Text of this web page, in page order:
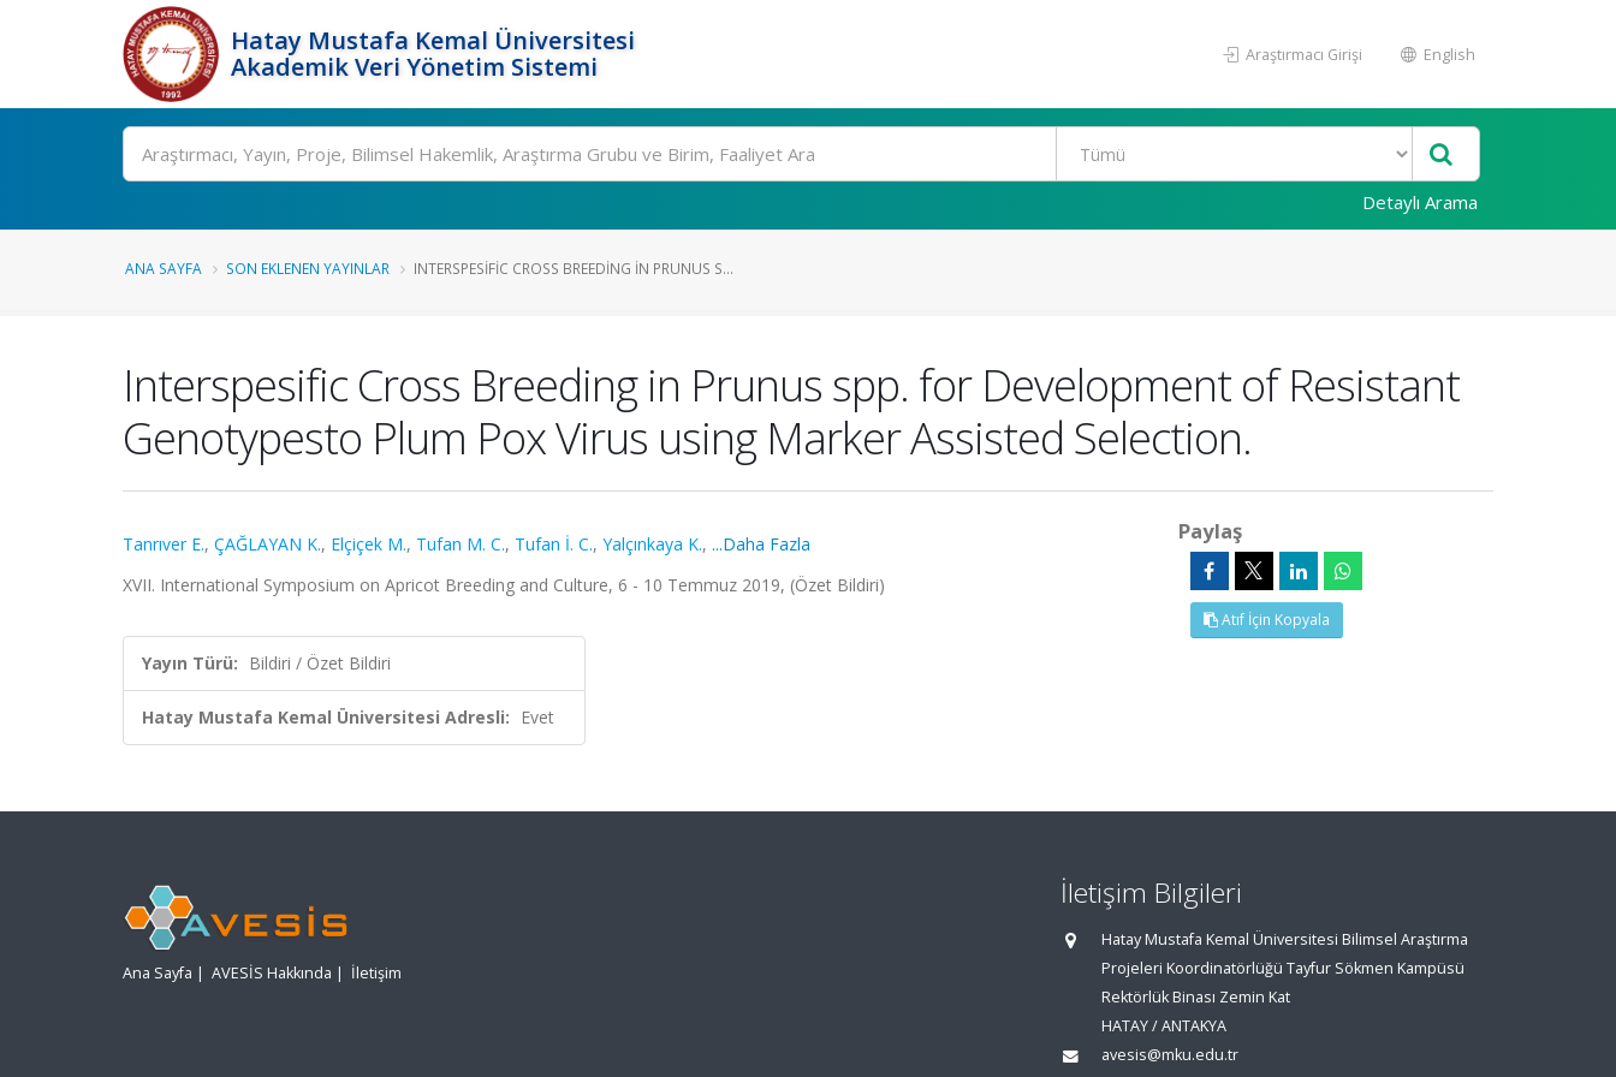
Hatay Mustafa Kemal Üniversitesi
Akademik Veri Yönetim Sistemi
Araştırmacı Girişi English
Ara
Detaylı Arama
ANA SAYFA SON EKLENEN YAYINLAR INTERSPESIFIC CROSS BREEDING IN PRUNUS S...
Interspesific Cross Breeding in Prunus spp. for Development of Resistant
Genotypesto Plum Pox Virus using Marker Assisted Selection.
Tanrıver E., ÇAĞLAYAN K., Elçiçek M., Tufan M. C., Tufan İ. C., Yalçınkaya K., ...Daha Fazla
XVII. International Symposium on Apricot Breeding and Culture, 6 - 10 Temmuz 2019, (Özet Bildiri)
Yayın Türü: Bildiri / Özet Bildiri
Hatay Mustafa Kemal Üniversitesi Adresli: Evet
Paylaş
Atıf İçin Kopyala
Ana Sayfa | AVESİS Hakkında | İletişim
İletişim Bilgileri
Hatay Mustafa Kemal Üniversitesi Bilimsel Araştırma
Projeleri Koordinatörlüğü Tayfur Sökmen Kampüsü
Rektörlük Binası Zemin Kat
HATAY / ANTAKYA
avesis@mku.edu.tr